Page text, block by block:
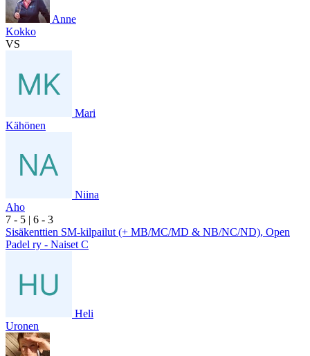
Anne
Kokko
VS
Mari
Kähönen
Niina
Aho
7 - 5 | 6 - 3
Sisäkenttien SM-kilpailut (+ MB/MC/MD & NB/NC/ND), Open
Padel ry - Naiset C
Heli
Uronen